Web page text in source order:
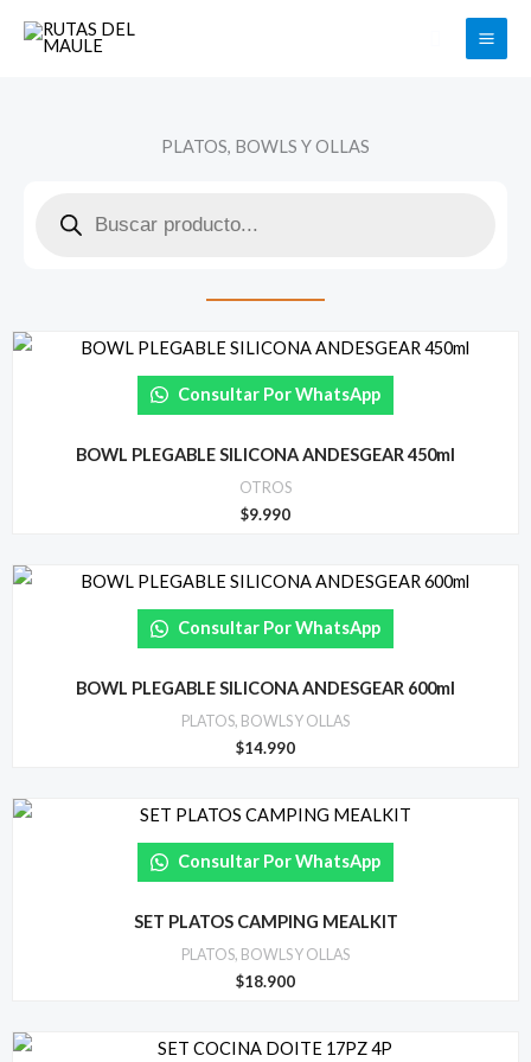
Buscar
PLATOS, BOWLS Y OLLAS
productos
Consultar Por WhatsApp
BOWL PLEGABLE SILICONA ANDESGEAR 450ml
OTROS
$9.990
Consultar Por WhatsApp
BOWL PLEGABLE SILICONA ANDESGEAR 600ml
PLATOS, BOWLS Y OLLAS
$14.990
Consultar Por WhatsApp
SET PLATOS CAMPING MEALKIT
PLATOS, BOWLS Y OLLAS
$18.900